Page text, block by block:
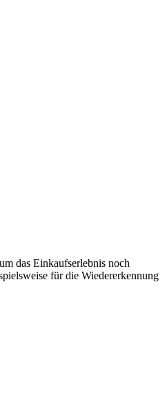
das Einkaufserlebnis noch
für die Wiedererkennung